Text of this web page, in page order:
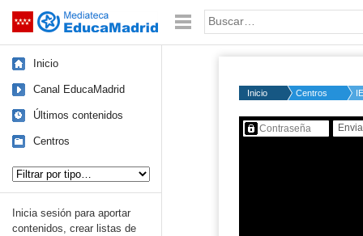
Saltar navegación Palabra o frase:
Inicio
Canal EducaMadrid
Últimos contenidos
Centros
Inicia sesión para aportar
contenidos, crear listas de
Inicio Centros
Contenido protegido…